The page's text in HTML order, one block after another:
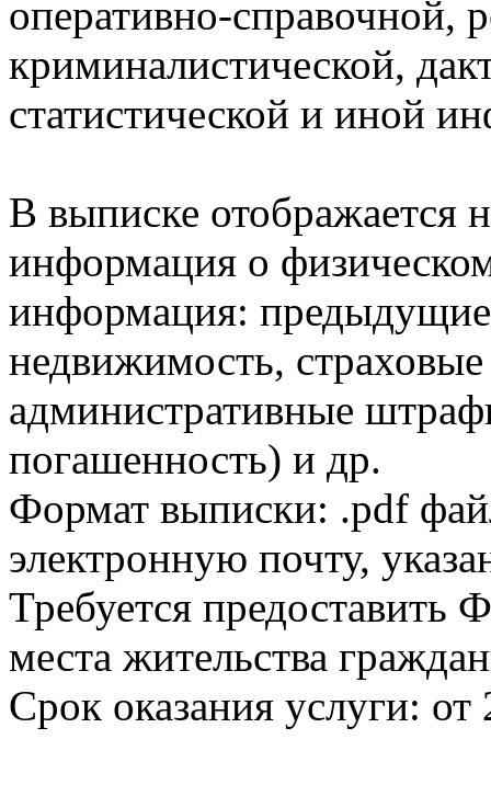
оперативно-справочной,
криминалистической,
статистической и иной
В выписке отображается
информация о
информация:
недвижимость,
административные
погашенность) и др.
Формат выписки: .pdf
электронную почту,
Требуется
места жительства
Срок оказания услуги: от